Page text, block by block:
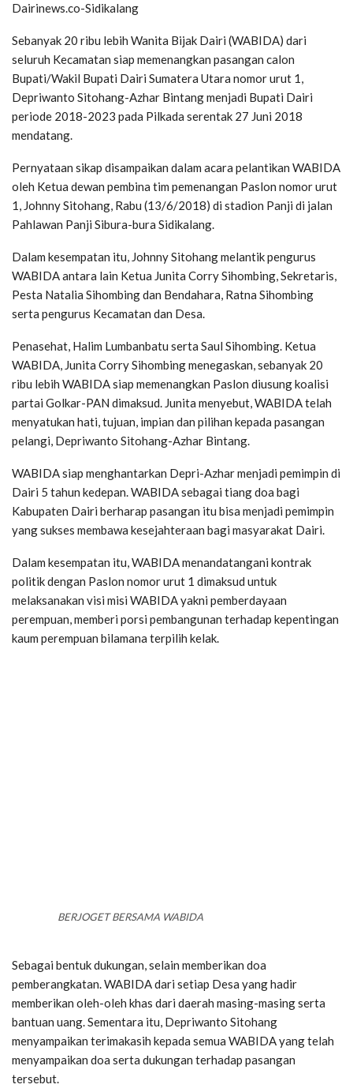
Dairinews.co-Sidikalang
Sebanyak 20 ribu lebih Wanita Bijak Dairi (WABIDA) dari
seluruh Kecamatan siap memenangkan pasangan calon
Bupati/Wakil Bupati Dairi Sumatera Utara nomor urut 1,
Depriwanto Sitohang-Azhar Bintang menjadi Bupati Dairi
periode 2018-2023 pada Pilkada serentak 27 Juni 2018
mendatang.
Pernyataan sikap disampaikan dalam acara pelantikan WABIDA
oleh Ketua dewan pembina tim pemenangan Paslon nomor urut
1, Johnny Sitohang, Rabu (13/6/2018) di stadion Panji di jalan
Pahlawan Panji Sibura-bura Sidikalang.
Dalam kesempatan itu, Johnny Sitohang melantik pengurus
WABIDA antara lain Ketua Junita Corry Sihombing, Sekretaris,
Pesta Natalia Sihombing dan Bendahara, Ratna Sihombing
serta pengurus Kecamatan dan Desa.
Penasehat, Halim Lumbanbatu serta Saul Sihombing. Ketua
WABIDA, Junita Corry Sihombing menegaskan, sebanyak 20
ribu lebih WABIDA siap memenangkan Paslon diusung koalisi
partai Golkar-PAN dimaksud. Junita menyebut, WABIDA telah
menyatukan hati, tujuan, impian dan pilihan kepada pasangan
pelangi, Depriwanto Sitohang-Azhar Bintang.
WABIDA siap menghantarkan Depri-Azhar menjadi pemimpin di
Dairi 5 tahun kedepan. WABIDA sebagai tiang doa bagi
Kabupaten Dairi berharap pasangan itu bisa menjadi pemimpin
yang sukses membawa kesejahteraan bagi masyarakat Dairi.
Dalam kesempatan itu, WABIDA menandatangani kontrak
politik dengan Paslon nomor urut 1 dimaksud untuk
melaksanakan visi misi WABIDA yakni pemberdayaan
perempuan, memberi porsi pembangunan terhadap kepentingan
kaum perempuan bilamana terpilih kelak.
BERJOGET BERSAMA WABIDA
Sebagai bentuk dukungan, selain memberikan doa
pemberangkatan. WABIDA dari setiap Desa yang hadir
memberikan oleh-oleh khas dari daerah masing-masing serta
bantuan uang. Sementara itu, Depriwanto Sitohang
menyampaikan terimakasih kepada semua WABIDA yang telah
menyampaikan doa serta dukungan terhadap pasangan
tersebut.